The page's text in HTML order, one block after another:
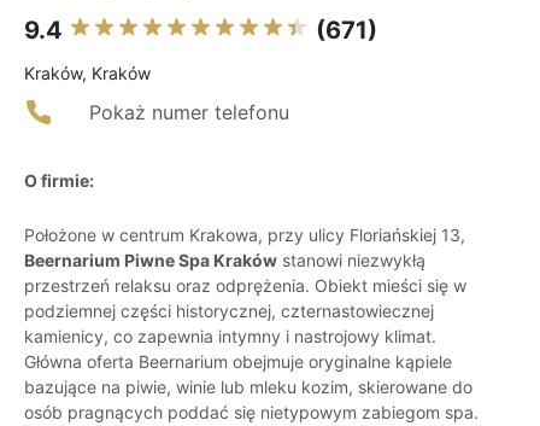
9.4 (671)
Kraków, Kraków
Pokaż numer telefonu
O firmie:
Położone w centrum Krakowa, przy ulicy Floriańskiej 13,
Beernarium Piwne Spa Kraków stanowi niezwykłą
przestrzeń relaksu oraz odprężenia. Obiekt mieści się w
podziemnej części historycznej, czternastowiecznej
kamienicy, co zapewnia intymny i nastrojowy klimat.
Główna oferta Beernarium obejmuje oryginalne kąpiele
bazujące na piwie, winie lub mleku kozim, skierowane do
osób pragnących poddać się nietypowym zabiegom spa.